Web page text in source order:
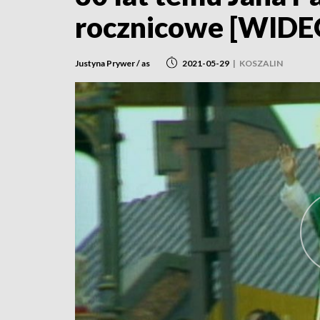
rocznicowe
Justyna Prywer / as 2021-05-29 | KOSZALIN